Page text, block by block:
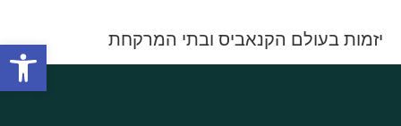
יזמות בעולם הקנאביס ובתי המרקחת